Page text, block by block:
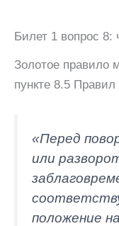
Билет 1 вопрос 8:
Золотое правило
пункте 8.5
«Перед
или
положение